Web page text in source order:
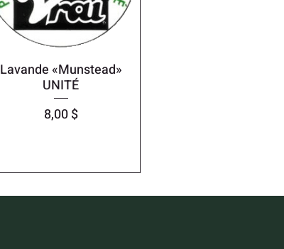
Lavande «Munstead»
UNITÉ
Prix
8,00 $